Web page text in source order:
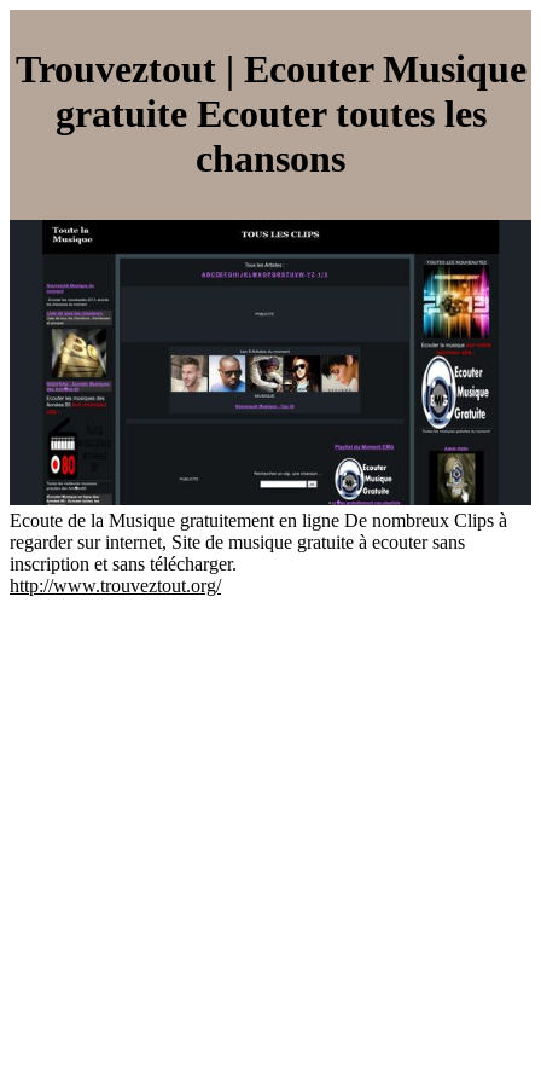
Trouveztout | Ecouter Musique
gratuite Ecouter toutes les
chansons
Ecoute de la Musique gratuitement en ligne De nombreux Clips à
regarder sur internet, Site de musique gratuite à ecouter sans
inscription et sans télécharger.
http://www.trouveztout.org/